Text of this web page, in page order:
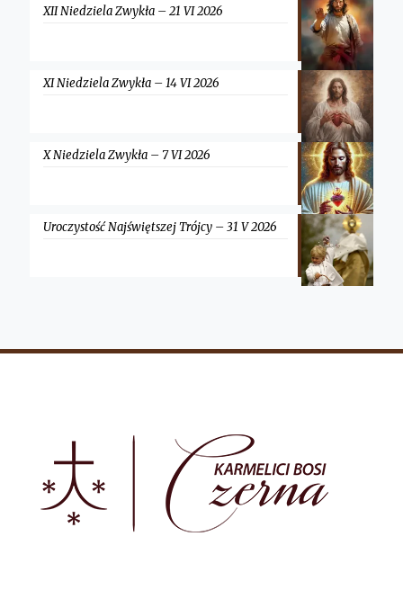
XII Niedziela Zwykła – 21 VI 2026
XI Niedziela Zwykła – 14 VI 2026
X Niedziela Zwykła – 7 VI 2026
Uroczystość Najświętszej Trójcy – 31 V 2026